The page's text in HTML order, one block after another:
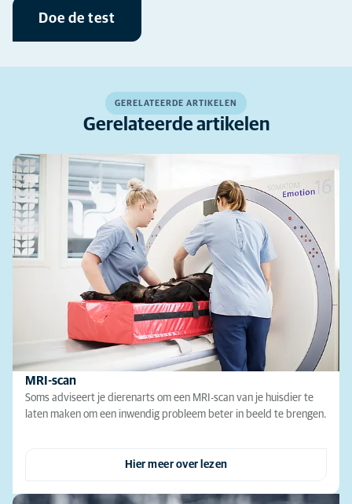
Doe de test
GERELATEERDE ARTIKELEN
Gerelateerde artikelen
MRI-scan
Soms adviseert je dierenarts om een MRI-scan van je huisdier te
laten maken om een inwendig probleem beter in beeld te brengen.
Hier meer over lezen